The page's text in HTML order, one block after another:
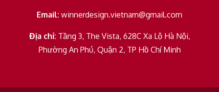
Email: winnerdesign.vietnam@gmail.com
Địa chỉ: Tầng 3, The Vista, 628C Xa Lộ Hà Nội,
Phường An Phú, Quận 2, TP Hồ Chí Minh